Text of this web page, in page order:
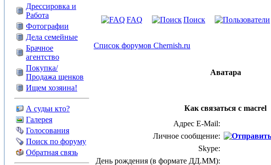
Дрессировка и
Работа
Фотографии
Дела семейные
Брачное
агентство
Покупка/
Продажа щенков
Ищем хозяина!
А судьи кто?
Галерея
Голосования
Поиск по форуму
Обратная связь
FAQ Поиск
Список форумов Chernish.ru
Аватара
Как связаться с macrel
Адрес E-Mail:
Личное сообщение:
Skype:
День рождения (в формате ДД.ММ):